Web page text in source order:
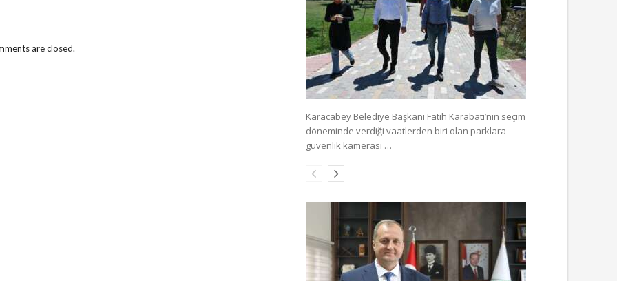
are closed.
Karacabey Belediye Başkanı Fatih Karabatı’nın seçim
döneminde verdiği vaatlerden biri olan parklara
güvenlik kamerası …